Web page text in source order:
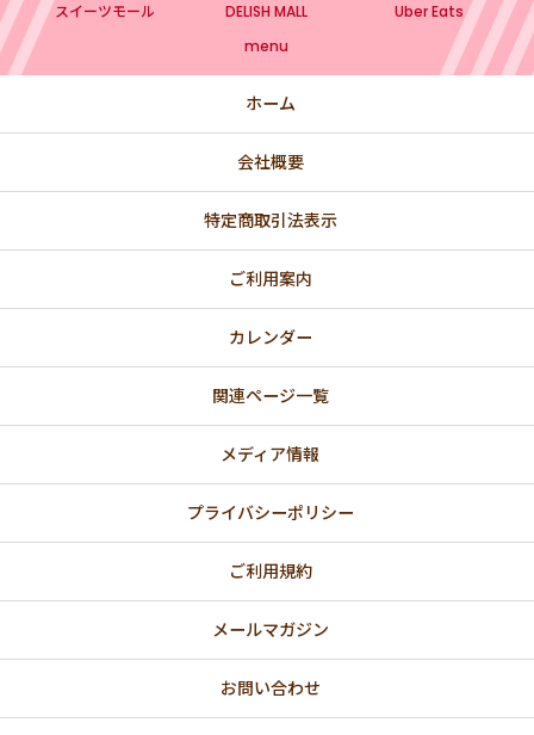
スイーツモール DELISH MALL
Uber Eats
menu
ホーム
会社概要
特定商取引法表示
ご利用案内
カレンダー
関連ページ一覧
メディア情報
プライバシーポリシー
ご利用規約
メールマガジン
お問い合わせ